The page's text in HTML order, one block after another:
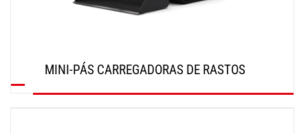
MINI-PÁS CARREGADORAS DE RASTOS